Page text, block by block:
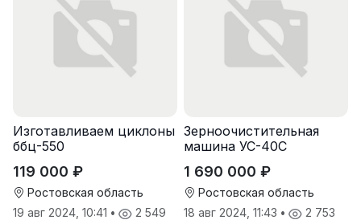
Изготавливаем циклоны
ббц-550
119 000 ₽
Ростовская область
19 авг 2024, 10:41 • 2 549
Зерноочистительная
машина УС-40С
1 690 000 ₽
Ростовская область
18 авг 2024, 11:43 • 2 753